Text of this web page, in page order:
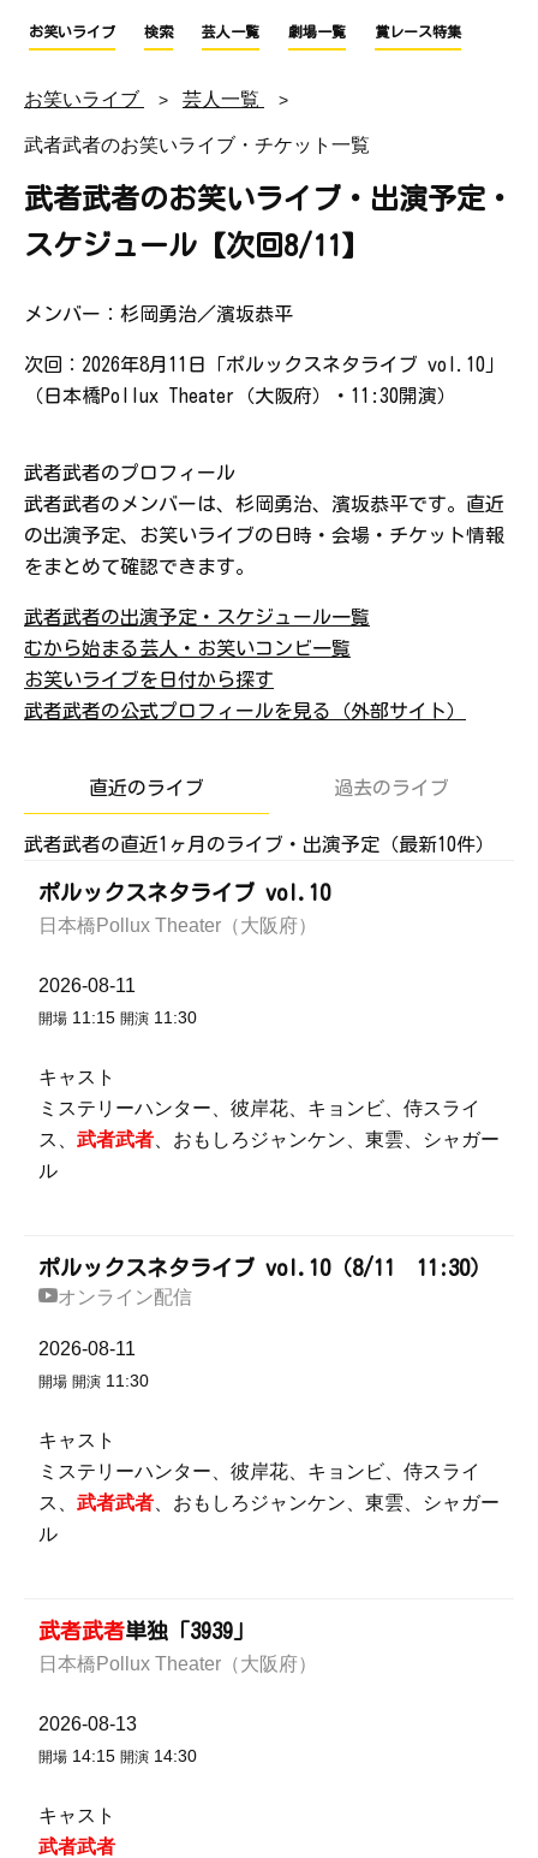
お笑いライブ 検索 芸人一覧 劇場一覧 賞レース特集
お笑いライブ 芸人一覧
武者武者のお笑いライブ・チケット一覧
武者武者のお笑いライブ・出演予定・
スケジュール【次回8/11】
メンバー：杉岡勇治／濱坂恭平
次回：2026年8月11日「ポルックスネタライブ vol.10」
（日本橋Pollux Theater（大阪府）・11:30開演）
武者武者のプロフィール
武者武者のメンバーは、杉岡勇治、濱坂恭平です。直近
の出演予定、お笑いライブの日時・会場・チケット情報
をまとめて確認できます。
武者武者の出演予定・スケジュール一覧
むから始まる芸人・お笑いコンビ一覧
お笑いライブを日付から探す
武者武者の公式プロフィールを見る（外部サイト）
直近のライブ 過去のライブ
武者武者の直近1ヶ月のライブ・出演予定（最新10件）
ポルックスネタライブ vol.10
日本橋Pollux Theater（大阪府）
2026-08-11
開場 11:15 開演 11:30
キャスト
ミステリーハンター、彼岸花、キョンビ、侍スライ
ス、 武者武者 、おもしろジャンケン、東雲、シャガー
ル
ポルックスネタライブ vol.10（8/11 11:30）
オンライン配信
2026-08-11
開場 開演 11:30
キャスト
ミステリーハンター、彼岸花、キョンビ、侍スライ
ス、 武者武者 、おもしろジャンケン、東雲、シャガー
ル
武者武者単独「3939」
日本橋Pollux Theater（大阪府）
2026-08-13
開場 14:15 開演 14:30
キャスト
武者武者